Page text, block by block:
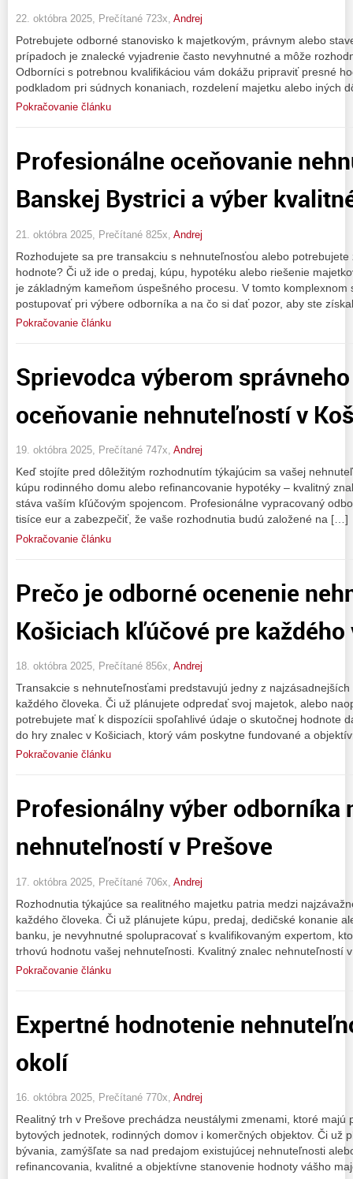
22. októbra 2025, Prečítané 723x, Andrej
Potrebujete odborné stanovisko k majetkovým, právnym alebo
prípadoch je znalecké vyjadrenie často nevyhnutné a môže
Odborníci s potrebnou kvalifikáciou vám dokážu pripraviť presné
podkladom pri súdnych konaniach, rozdelení majetku alebo iných
Pokračovanie článku
Profesionálne oceňovanie
Banskej Bystrici a výber
21. októbra 2025, Prečítané 825x, Andrej
Rozhodujete sa pre transakciu s nehnuteľnosťou alebo
hodnote? Či už ide o predaj, kúpu, hypotéku alebo riešenie
je základným kameňom úspešného procesu. V tomto komplexnom
postupovať pri výbere odborníka a na čo si dať pozor, aby ste
Pokračovanie článku
Sprievodca výberom
oceňovanie nehnuteľností v
19. októbra 2025, Prečítané 747x, Andrej
Keď stojíte pred dôležitým rozhodnutím týkajúcim sa vašej
kúpu rodinného domu alebo refinancovanie hypotéky – kvalitný
stáva vaším kľúčovým spojencom. Profesionálne vypracovaný
tisíce eur a zabezpečiť, že vaše rozhodnutia budú založené na […]
Pokračovanie článku
Prečo je odborné ocenenie
Košiciach kľúčové pre
18. októbra 2025, Prečítané 856x, Andrej
Transakcie s nehnuteľnosťami predstavujú jedny z
každého človeka. Či už plánujete odpredať svoj majetok, alebo
potrebujete mať k dispozícii spoľahlivé údaje o skutočnej hodnote
do hry znalec v Košiciach, ktorý vám poskytne fundované a
Pokračovanie článku
Profesionálny výber odborníka
nehnuteľností v Prešove
17. októbra 2025, Prečítané 706x, Andrej
Rozhodnutia týkajúce sa realitného majetku patria medzi
každého človeka. Či už plánujete kúpu, predaj, dedičské konanie
banku, je nevyhnutné spolupracovať s kvalifikovaným expertom,
trhovú hodnotu vašej nehnuteľnosti. Kvalitný znalec nehnuteľností
Pokračovanie článku
Expertné hodnotenie
okolí
16. októbra 2025, Prečítané 770x, Andrej
Realitný trh v Prešove prechádza neustálymi zmenami, ktoré majú
bytových jednotek, rodinných domov i komerčných objektov. Či už
bývania, zamýšľate sa nad predajom existujúcej nehnuteľnosti
refinancovania, kvalitné a objektívne stanovenie hodnoty vášho